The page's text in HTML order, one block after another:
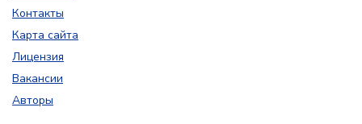
Контакты
Карта сайта
Лицензия
Вакансии
Авторы